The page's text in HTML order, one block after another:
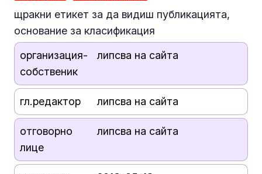
щракни етикет за да видиш публикацията,
основание за класификация
организация-
собственик
липсва на сайта
гл.редактор липсва на сайта
отговорно
лице
липсва на сайта